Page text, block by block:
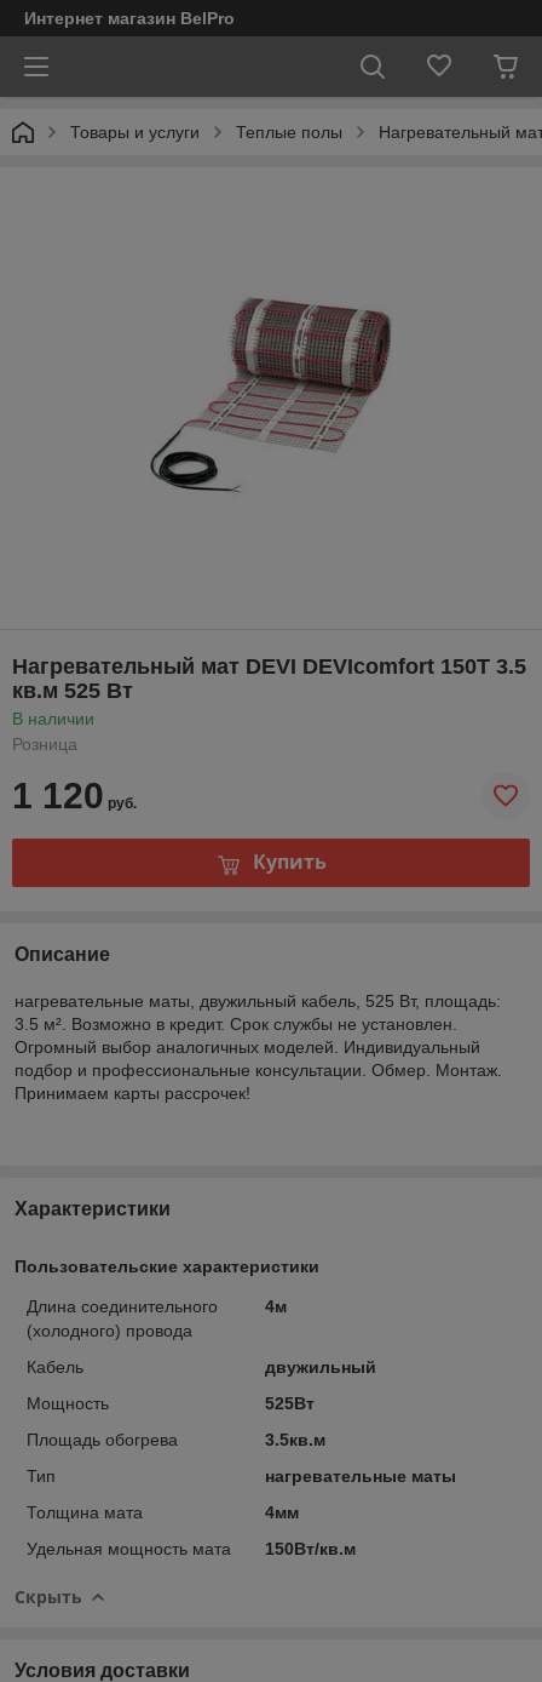
Интернет магазин BelPro
Товары и услуги Теплые полы Нагревательный
Нагревательный мат DEVI DEVIcomfort 150T 3.5
кв.м 525 Вт
В наличии
Розница
1 120 руб.
Купить
Описание
нагревательные маты, двужильный кабель, 525 Вт, площадь:
3.5 м². Возможно в кредит. Срок службы не установлен.
Огромный выбор аналогичных моделей. Индивидуальный
подбор и профессиональные консультации. Обмер. Монтаж.
Принимаем карты рассрочек!
Характеристики
Пользовательские характеристики
Длина соединительного
(холодного) провода
4м
Кабель
двужильный
Мощность
525Вт
Площадь обогрева
3.5кв.м
Тип
нагревательные маты
Толщина мата
4мм
Удельная мощность мата
150Вт/кв.м
Скрыть
Условия доставки